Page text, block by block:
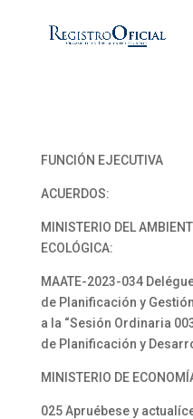
FUNCIÓN EJECUTIVA
ACUERDOS:
MINISTERIO DEL
ECOLÓGICA:
MAATE-2023-034
de Planificación y
a la “Sesión Ordinaria
de Planificación y
MINISTERIO DE
025 Apruébese y